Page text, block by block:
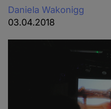
Daniela Wakonigg
03.04.2018